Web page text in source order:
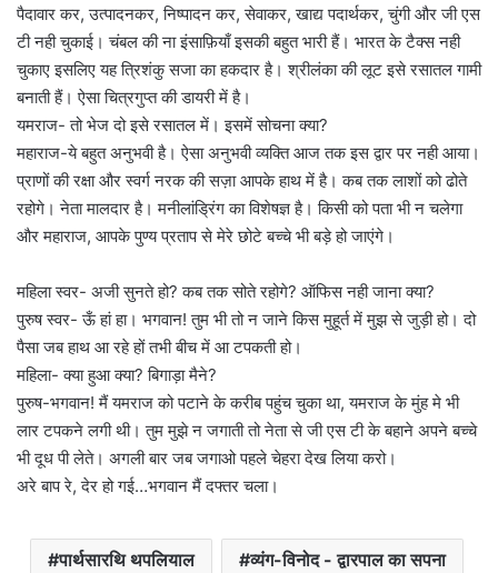
पैदावार कर, उत्पादनकर, निष्पादन कर, सेवाकर, खाद्य पदार्थकर, चुंगी और जी एस
टी नही चुकाई। चंबल की ना इंसाफ़ियाँ इसकी बहुत भारी हैं। भारत के टैक्स नही
चुकाए इसलिए यह त्रिशंकु सजा का हकदार है। श्रीलंका की लूट इसे रसातल गामी
बनाती हैं। ऐसा चित्रगुप्त की डायरी में है।
यमराज- तो भेज दो इसे रसातल में। इसमें सोचना क्या?
महाराज-ये बहुत अनुभवी है। ऐसा अनुभवी व्यक्ति आज तक इस द्वार पर नही आया।
प्राणों की रक्षा और स्वर्ग नरक की सज़ा आपके हाथ में है। कब तक लाशों को ढोते
रहोगे। नेता मालदार है। मनीलांड्रिंग का विशेषज्ञ है। किसी को पता भी न चलेगा
और महाराज, आपके पुण्य प्रताप से मेरे छोटे बच्चे भी बड़े हो जाएंगे।
महिला स्वर- अजी सुनते हो? कब तक सोते रहोगे? ऑफिस नही जाना क्या?
पुरुष स्वर- ऊँ हां हा। भगवान! तुम भी तो न जाने किस मुहूर्त में मुझ से जुड़ी हो। दो
पैसा जब हाथ आ रहे हों तभी बीच में आ टपकती हो।
महिला- क्या हुआ क्या? बिगाड़ा मैने?
पुरुष-भगवान! मैं यमराज को पटाने के करीब पहुंच चुका था, यमराज के मुंह मे भी
लार टपकने लगी थी। तुम मुझे न जगाती तो नेता से जी एस टी के बहाने अपने बच्चे
भी दूध पी लेते। अगली बार जब जगाओ पहले चेहरा देख लिया करो।
अरे बाप रे, देर हो गई…भगवान मैं दफ्तर चला।
पार्थसारथि थपलियाल व्यंग-विनोद - द्वारपाल का सपना